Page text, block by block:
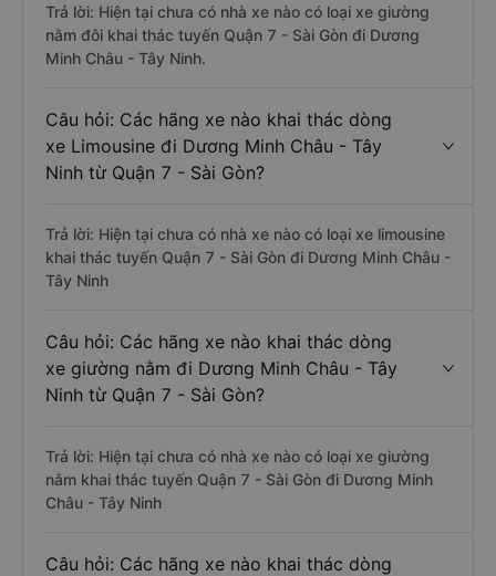
Trả lời: Hiện tại chưa có nhà xe nào có loại xe giường
nằm đôi khai thác tuyến Quận 7 - Sài Gòn đi Dương
Minh Châu - Tây Ninh.
Câu hỏi: Các hãng xe nào khai thác dòng
xe Limousine đi Dương Minh Châu - Tây
Ninh từ Quận 7 - Sài Gòn?
Trả lời: Hiện tại chưa có nhà xe nào có loại xe limousine
khai thác tuyến Quận 7 - Sài Gòn đi Dương Minh Châu -
Tây Ninh
Câu hỏi: Các hãng xe nào khai thác dòng
xe giường nằm đi Dương Minh Châu - Tây
Ninh từ Quận 7 - Sài Gòn?
Trả lời: Hiện tại chưa có nhà xe nào có loại xe giường
nằm khai thác tuyến Quận 7 - Sài Gòn đi Dương Minh
Châu - Tây Ninh
Câu hỏi: Các hãng xe nào khai thác dòng